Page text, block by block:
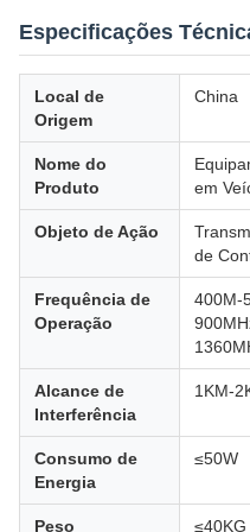
Especificações
Local de
Origem
China
Nome do
Produto
em
Objeto de Ação
de
Frequência de
Operação
400M-
Alcance de
Interferência
1KM-
Consumo de
Energia
≤50W
Peso ≤40KG